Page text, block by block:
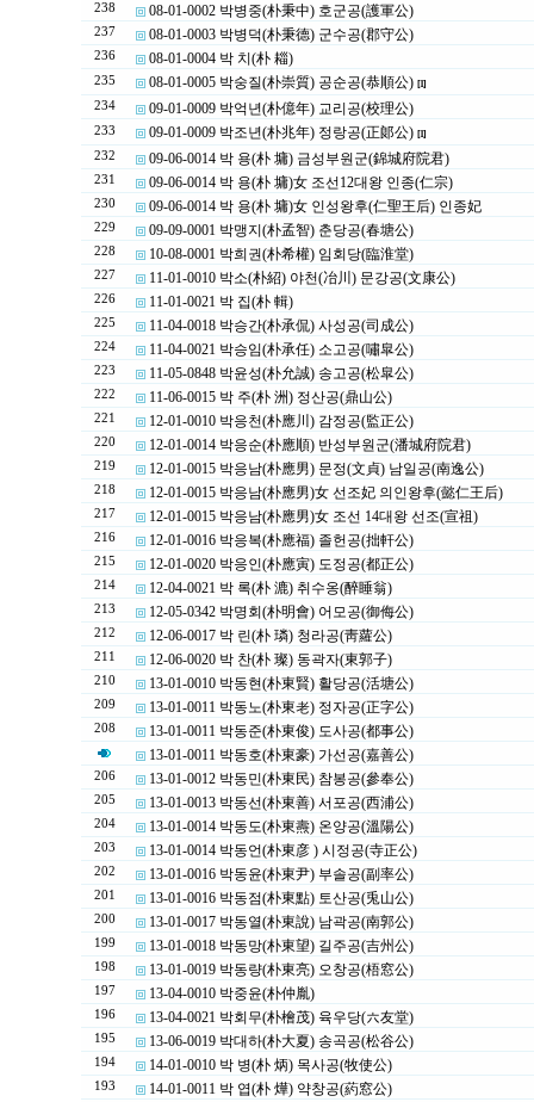
238 08-01-0002 박병중(朴秉中) 호군공(護軍公)
237 08-01-0003 박병덕(朴秉德) 군수공(郡守公)
236 08-01-0004 박 치(朴 䎩)
235 08-01-0005 박숭질(朴崇質) 공순공(恭順公) [1]
234 09-01-0009 박억년(朴億年) 교리공(校理公)
233 09-01-0009 박조년(朴兆年) 정랑공(正郞公) [1]
232 09-06-0014 박 용(朴 墉) 금성부원군(錦城府院君)
231 09-06-0014 박 용(朴 墉)女 조선12대왕 인종(仁宗)
230 09-06-0014 박 용(朴 墉)女 인성왕후(仁聖王后) 인종妃
229 09-09-0001 박맹지(朴孟智) 춘당공(春塘公)
228 10-08-0001 박희권(朴希權) 임회당(臨淮堂)
227 11-01-0010 박소(朴紹) 야천(冶川) 문강공(文康公)
226 11-01-0021 박 집(朴 輯)
225 11-04-0018 박승간(朴承侃) 사성공(司成公)
224 11-04-0021 박승임(朴承任) 소고공(嘯皐公)
223 11-05-0848 박윤성(朴允誠) 송고공(松皐公)
222 11-06-0015 박 주(朴 洲) 정산공(鼎山公)
221 12-01-0010 박응천(朴應川) 감정공(監正公)
220 12-01-0014 박응순(朴應順) 반성부원군(潘城府院君)
219 12-01-0015 박응남(朴應男) 문정(文貞) 남일공(南逸公)
218 12-01-0015 박응남(朴應男)女 선조妃 의인왕후(懿仁王后)
217 12-01-0015 박응남(朴應男)女 조선 14대왕 선조(宣祖)
216 12-01-0016 박응복(朴應福) 졸헌공(拙軒公)
215 12-01-0020 박응인(朴應寅) 도정공(都正公)
214 12-04-0021 박 록(朴 漉) 취수옹(醉睡翁)
213 12-05-0342 박명회(朴明會) 어모공(御侮公)
212 12-06-0017 박 린(朴 璘) 청라공(靑蘿公)
211 12-06-0020 박 찬(朴 璨) 동곽자(東郭子)
210 13-01-0010 박동현(朴東賢) 활당공(活塘公)
209 13-01-0011 박동노(朴東老) 정자공(正字公)
208
13-01-0011 박동준(朴東俊) 도사공(都事公)
13-01-0011 박동호(朴東豪) 가선공(嘉善公)
206 13-01-0012 박동민(朴東民) 참봉공(參奉公)
205 13-01-0013 박동선(朴東善) 서포공(西浦公)
204 13-01-0014 박동도(朴東燾) 온양공(溫陽公)
203 13-01-0014 박동언(朴東彦 ) 시정공(寺正公)
202 13-01-0016 박동윤(朴東尹) 부솔공(副率公)
201 13-01-0016 박동점(朴東點) 토산공(兎山公)
200 13-01-0017 박동열(朴東說) 남곽공(南郭公)
199 13-01-0018 박동망(朴東望) 길주공(吉州公)
198 13-01-0019 박동량(朴東亮) 오창공(梧窓公)
197 13-04-0010 박중윤(朴仲胤)
196 13-04-0021 박회무(朴檜茂) 육우당(六友堂)
195 13-06-0019 박대하(朴大夏) 송곡공(松谷公)
194 14-01-0010 박 병(朴 炳) 목사공(牧使公)
193 14-01-0011 박 엽(朴 燁) 약창공(葯窓公)